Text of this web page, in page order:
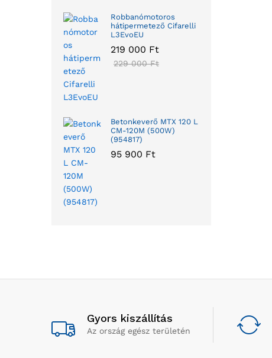
Robbanómotoros
hátipermetező Cifarelli
L3EvoEU
219 000 Ft
229 000Ft
Betonkeverő MTX 120 L
CM-120M (500W)
(954817)
95 900 Ft
Gyors kiszállítás
Az ország egész területén